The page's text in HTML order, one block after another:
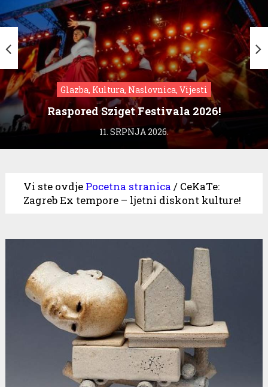
Glazba, Kultura, Naslovnica, Vijesti
Raspored Sziget Festivala 2026!
11. SRPNJA 2026.
Vi ste ovdje Pocetna stranica / CeKaTe:
Zagreb Ex tempore – ljetni diskont kulture!